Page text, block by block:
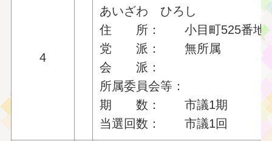
4
あいざわ ひろし
住 所： 小目町525番地
党 派： 無所属
会 派：
所属委員会等：
期 数： 市議1期
当選回数： 市議1回